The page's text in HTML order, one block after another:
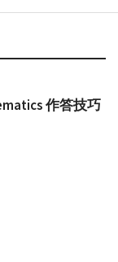
作答技巧